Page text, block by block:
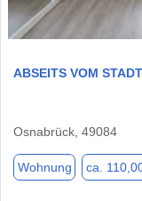
ABSEITS VOM
Osnabrück, 49084
Wohnung ca.